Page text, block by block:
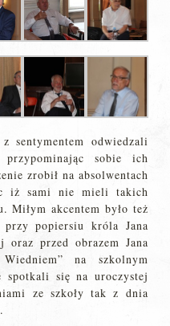
sentymentem odwiedzali
sobie ich
zrobił na absolwentach
iż sami nie mieli takich
Miłym akcentem było też
popiersiu króla Jana
przed obrazem Jana
na szkolnym
spotkali się na uroczystej
ze szkoły tak z dnia